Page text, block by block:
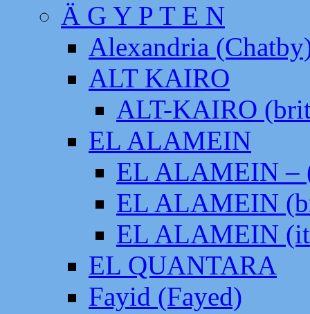
Ä G Y P T E N
Alexandria
ALT KAIRO
ALT-KAIRO
EL ALAMEIN
EL ALAMEIN –
EL ALAMEIN
EL ALAMEIN
EL QUANTARA
Fayid (Fayed)